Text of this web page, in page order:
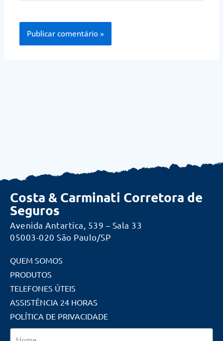
Costa & Carminati Corretora de
Seguros
Avenida Antartica, 539 – Sala 33
05003-020 São Paulo/SP
QUEM SOMOS
PRODUTOS
TELEFONES ÚTEIS
ASSISTÊNCIA 24 HORAS
POLÍTICA DE PRIVACIDADE